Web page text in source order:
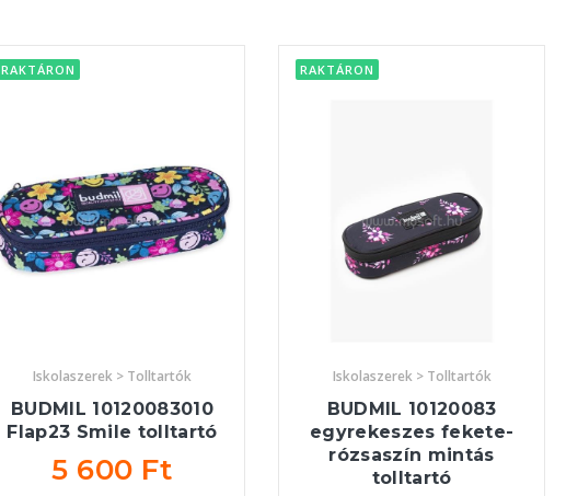
RAKTÁRON
Iskolaszerek > Tolltartók
BUDMIL 10120083010
Flap23 Smile tolltartó
5 600 Ft
RAKTÁRON
Iskolaszerek > Tolltartók
BUDMIL 10120083
egyrekeszes fekete-
rózsaszín mintás
tolltartó